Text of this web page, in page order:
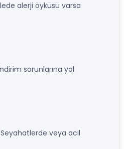
alerji öyküsü varsa
sorunlarına yol
veya acil